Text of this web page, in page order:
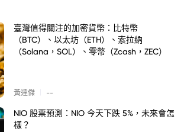
臺灣值得關注的加密貨幣：比特幣
（BTC）、以太坊（ETH）、索拉納
（Solana，SOL）、零幣（Zcash，ZEC）
黃達傑 --
NIO 股票預測：NIO 今天下跌 5%，未來會怎
樣？